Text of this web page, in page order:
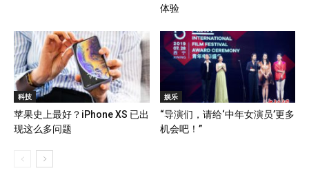
体验
科技
苹果史上最好？iPhone XS 已出
现这么多问题
娱乐
“导演们，请给‘中年女演员’更多
机会吧！”